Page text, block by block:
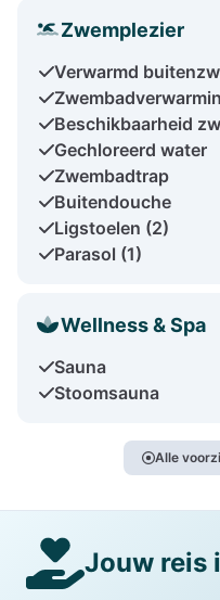
Zwemplezier
Verwarmd
Beschikbaarheid
Gechloreerd water
Zwembadtrap
Buitendouche
Ligstoelen (2)
Parasol (1)
Wellness & Spa
Sauna
Stoomsauna
Alle
Jouw reis